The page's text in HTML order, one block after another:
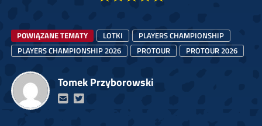
POWIĄZANE TEMATY LOTKI
PLAYERS CHAMPIONSHIP
PLAYERS CHAMPIONSHIP 2026
PROTOUR PROTOUR 2026
Tomek Przyborowski